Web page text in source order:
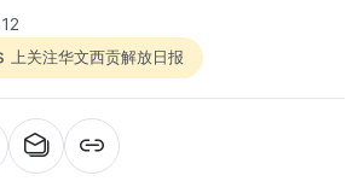
上关注华文西贡解放日报